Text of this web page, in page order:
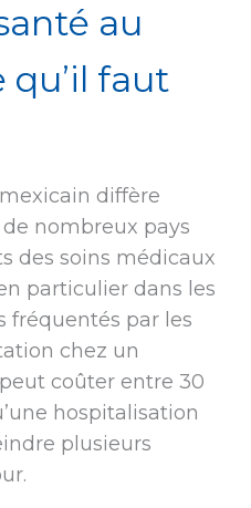
au
qu’il faut
diffère
nombreux pays
des soins médicaux
particulier dans les
fréquentés par les
chez un
coûter entre 30
hospitalisation
plusieurs